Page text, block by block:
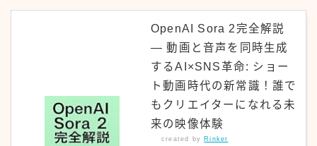
OpenAI Sora 2完全解説
― 動画と音声を同時生成
するAI×SNS革命: ショー
ト動画時代の新常識！誰で
もクリエイターになれる未
来の映像体験
created by Rinker